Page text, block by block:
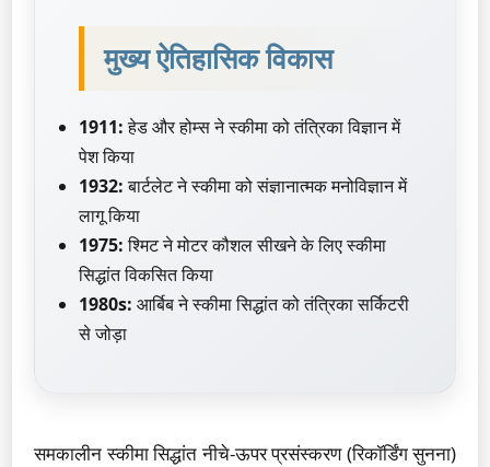
मुख्य ऐतिहासिक विकास
1911:हेड और होम्स ने स्कीमा को तंत्रिका विज्ञान में
पेश किया
1932:बार्टलेट ने स्कीमा को संज्ञानात्मक मनोविज्ञान में
लागू किया
1975:श्मिट ने मोटर कौशल सीखने के लिए स्कीमा
सिद्धांत विकसित किया
1980s: आर्बिब ने स्कीमा सिद्धांत को तंत्रिका सर्किटरी
से जोड़ा
समकालीन स्कीमा सिद्धांत नीचे-ऊपर प्रसंस्करण (रिकॉर्डिंग सुनना)